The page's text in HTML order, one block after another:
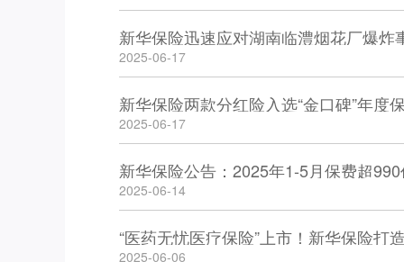
新华保险迅速应对湖南临澧烟花厂爆炸
2025-06-17
新华保险两款分红险入选“金口碑”年度
2025-06-17
新华保险公告：2025年1-5月保费超
2025-06-14
“医药无忧医疗保险”上市！新华保险打
2025-06-06